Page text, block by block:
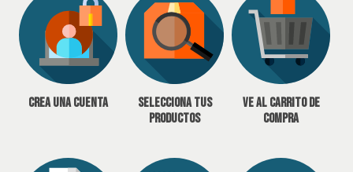
Crea una cuenta
Selecciona tus
productos
Ve al carrito de
compra